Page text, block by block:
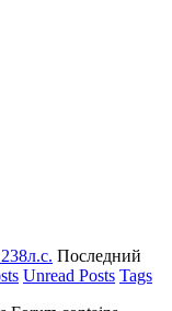
Последний
Unread Posts Tags